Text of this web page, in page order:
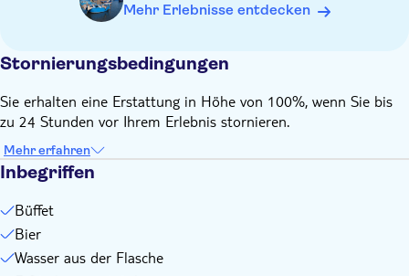
Mehr Erlebnisse entdecken
Stornierungsbedingungen
Sie erhalten eine Erstattung in Höhe von 100%, wenn Sie bis
zu 24 Stunden vor Ihrem Erlebnis stornieren.
Mehr erfahren
Inbegriffen
Büffet
Bier
Wasser aus der Flasche